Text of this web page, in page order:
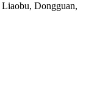
Dongguan,